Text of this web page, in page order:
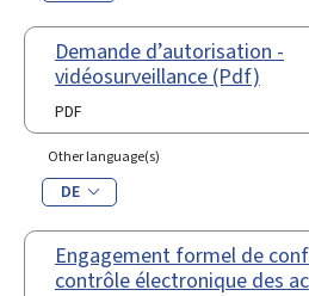
Demande d’autorisation -
vidéosurveillance (Pdf)
PDF
Other language(s)
DE
Engagement formel de
contrôle électronique des